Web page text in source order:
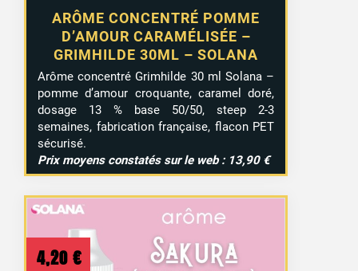
ARÔME CONCENTRÉ POMME
D’AMOUR CARAMÉLISÉE –
GRIMHILDE 30ML – SOLANA
Arôme concentré Grimhilde 30 ml Solana –
pomme d’amour croquante, caramel doré,
dosage 13 % base 50/50, steep 2-3
semaines, fabrication française, flacon PET
sécurisé.
Prix moyens constatés sur le web : 13,90 €
4,20 €